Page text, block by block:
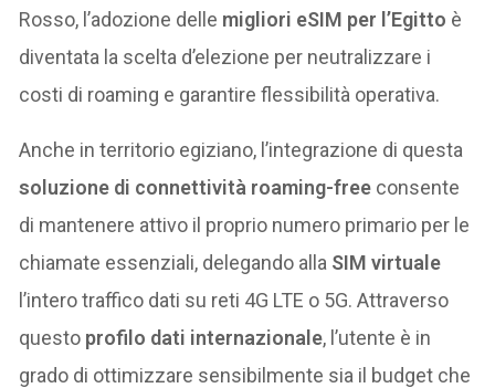
Rosso, l’adozione delle migliori eSIM per l’Egitto è
diventata la scelta d’elezione per neutralizzare i
costi di roaming e garantire flessibilità operativa.
Anche in territorio egiziano, l’integrazione di questa
soluzione di connettività roaming-free consente
di mantenere attivo il proprio numero primario per le
chiamate essenziali, delegando alla SIM virtuale
l’intero traffico dati su reti 4G LTE o 5G. Attraverso
questo profilo dati internazionale, l’utente è in
grado di ottimizzare sensibilmente sia il budget che